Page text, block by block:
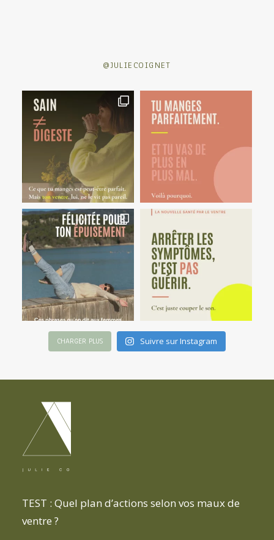
@JULIECOIGNET
CHARGER PLUS Suivre sur Instagram
TEST : Quel plan d’actions selon vos maux de
ventre ?